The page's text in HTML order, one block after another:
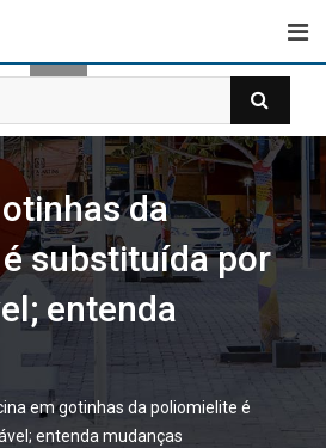
da
substituída por
entenda
em gotinhas da poliomielite é
entenda mudanças